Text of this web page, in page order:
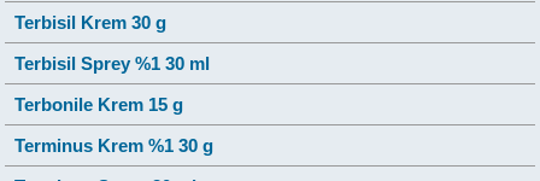
Terbisil Krem 30 g
Terbisil Sprey %1 30 ml
Terbonile Krem 15 g
Terminus Krem %1 30 g